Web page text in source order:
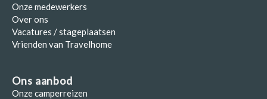
Onze medewerkers
Over ons
Vacatures / stageplaatsen
Vrienden van Travelhome
Ons aanbod
Onze camperreizen